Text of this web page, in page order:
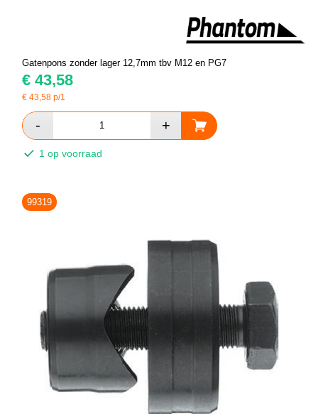
Gatenpons zonder lager 12,7mm tbv M12 en PG7
€ 43,58
€43,58 p/1
1 op voorraad
99319